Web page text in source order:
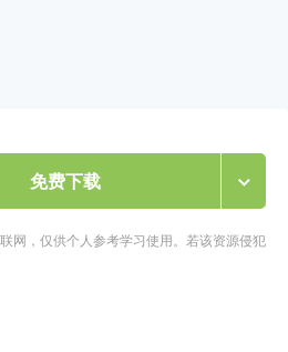
免费下载
网，仅供个人参考学习使用。若该资源侵犯